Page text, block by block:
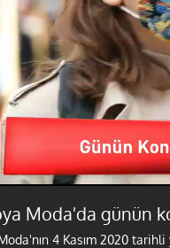
Moda'da günün
4 Kasım 2020